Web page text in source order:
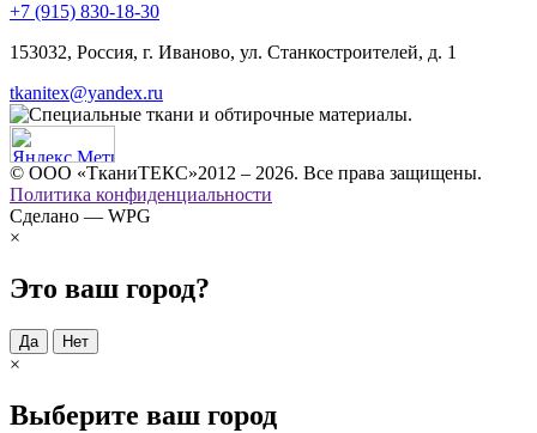
+7 (915) 830-18-30
153032, Россия, г. Иваново, ул. Станкостроителей, д. 1
tkanitex@yandex.ru
© ООО «ТканиТЕКС»2012 – 2026. Все права защищены.
Политика конфиденциальности
Сделано — WPG
×
Это ваш город?
Да Нет
×
Выберите ваш город